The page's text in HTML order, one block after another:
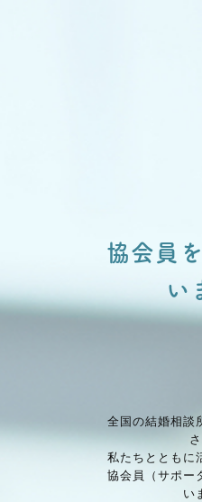
協会員
い
全国の結婚相談
私たちとともに
協会員（サポー
い